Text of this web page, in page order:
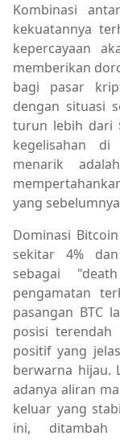
Kombinasi
kekuatannya
kepercayaan
memberikan
bagi pasar
dengan situasi
turun lebih dari
kegelisahan
menarik
yang
Dominasi
sekitar 4%
sebagai
pengamatan
pasangan BTC
posisi terendah
positif yang
berwarna hijau.
adanya aliran
keluar yang
ini,